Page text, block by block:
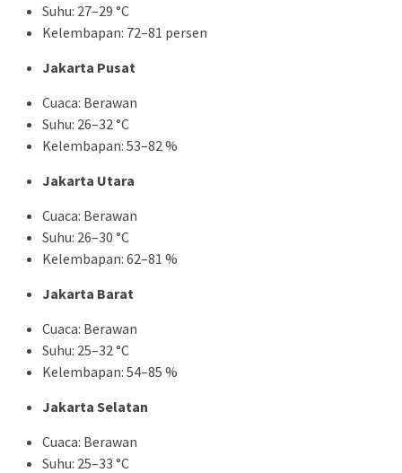
Suhu: 27–29 °C
Kelembapan: 72–81 persen
Jakarta Pusat
Cuaca: Berawan
Suhu: 26–32 °C
Kelembapan: 53–82 %
Jakarta Utara
Cuaca: Berawan
Suhu: 26–30 °C
Kelembapan: 62–81 %
Jakarta Barat
Cuaca: Berawan
Suhu: 25–32 °C
Kelembapan: 54–85 %
Jakarta Selatan
Cuaca: Berawan
Suhu: 25–33 °C